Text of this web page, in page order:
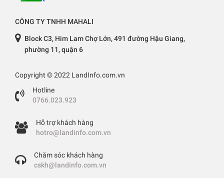
CÔNG TY TNHH MAHALI
Block C3, Him Lam Chợ Lớn, 491 đường Hậu Giang,
phường 11, quận 6
Copyright © 2022 LandInfo.com.vn
Hotline
0766.023.923
Hỗ trợ khách hàng
hotro@landinfo.com.vn
Chăm sóc khách hàng
cskh@landinfo.com.vn